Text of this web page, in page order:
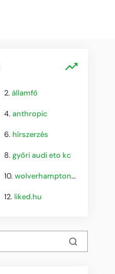
2. államfő
4. anthropic
6. hírszerzés
8. győri audi eto kc
10. wolverhampton–port vale
12. liked.hu